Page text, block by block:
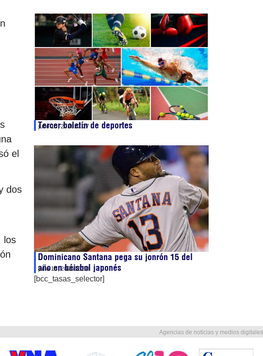
el
dos
los
Tercer boletín de deportes
julio 15, 202622:27
Dominicano Santana pega su jonrón 15 del
año en béisbol japonés
julio 15, 202616:50
[bcc_tasas_selector]
Agencias de noticias y medios digitales